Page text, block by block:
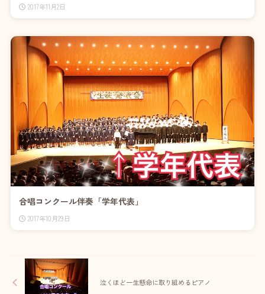
2017年11月2日
合唱コンクール伴奏「学年代表」
2017年10月29日
泣くほど一生懸命に取り組めるピアノ